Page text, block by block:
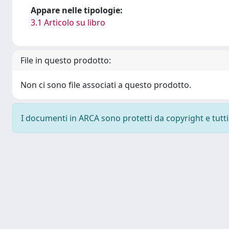
Appare nelle tipologie:
3.1 Articolo su libro
File in questo prodotto:
Non ci sono file associati a questo prodotto.
I documenti in ARCA sono protetti da copyright e